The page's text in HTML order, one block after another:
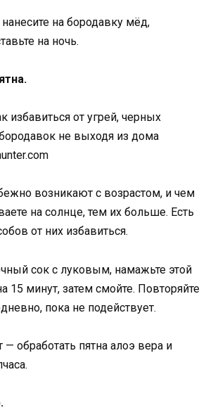
на бородавку мёд,
на ночь.
возникают с возрастом, и чем
на солнце, тем их больше. Есть
от них избавиться.
сок с луковым, намажьте этой
15 минут, затем смойте. Повторяйте
пока не подействует.
— обработать пятна алоэ вера и